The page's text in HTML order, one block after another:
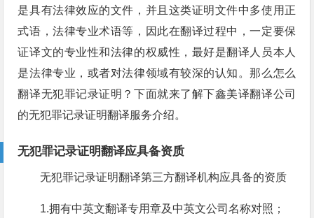
是具有法律效应的文件，并且这类证明文件中多使用正
式语，法律专业术语等，因此在翻译过程中，一定要保
证译文的专业性和法律的权威性，最好是翻译人员本人
是法律专业，或者对法律领域有较深的认知。那么怎么
翻译无犯罪记录证明？下面就来了解下鑫美译翻译公司
的无犯罪记录证明翻译服务介绍。
无犯罪记录证明翻译应具备资质
无犯罪记录证明翻译第三方翻译机构应具备的资质
1.拥有中英文翻译专用章及中英文公司名称对照；